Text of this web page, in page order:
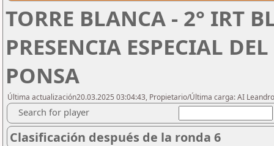
TORRE BLANCA - 2° IRT
PRESENCIA ESPECIAL
PONSA
Última actualización20.03.2025 03:04:43, Propietario/Última carga: AI
Search for player
Clasificación después de la ronda 6